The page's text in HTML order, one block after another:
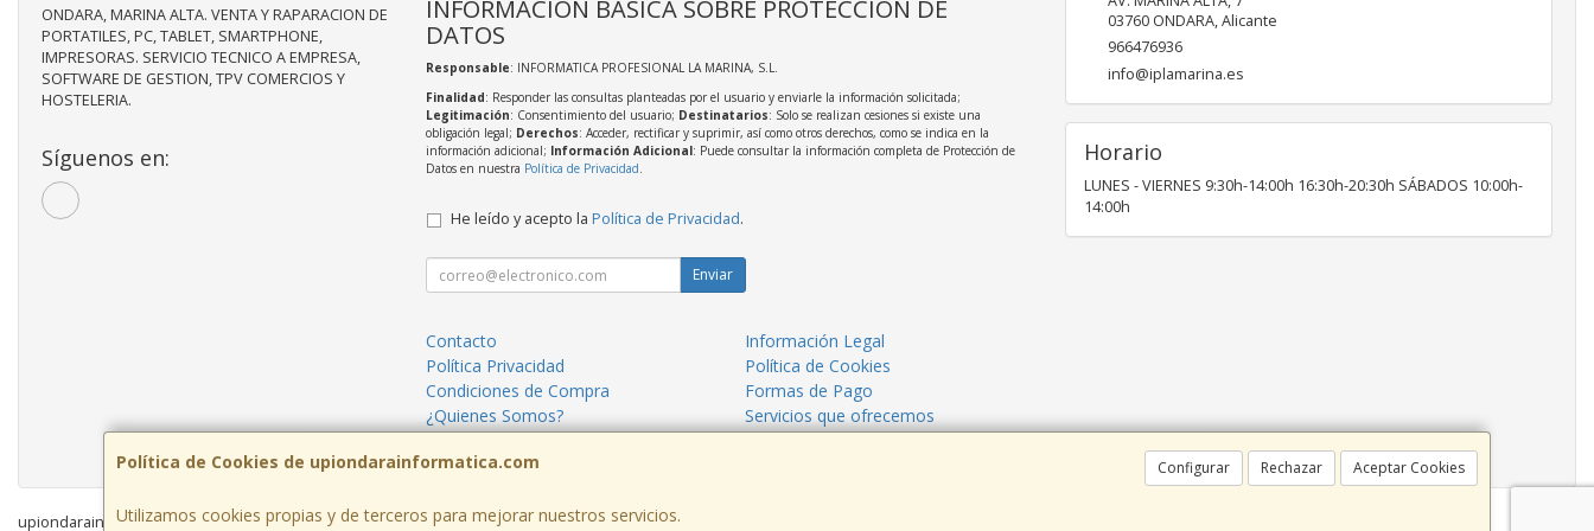
Política de Cookies de upiondarainformatica.com Configurar Rechazar Aceptar Cookies
Utilizamos cookies propias y de terceros para mejorar nuestros servicios.
ONDARA, MARINA ALTA. VENTA Y RAPARACION DE
PORTATILES, PC, TABLET, SMARTPHONE,
IMPRESORAS. SERVICIO TECNICO A EMPRESA,
SOFTWARE DE GESTION, TPV COMERCIOS Y
HOSTELERIA.
Síguenos en:
INFORMACIÓN BÁSICA SOBRE PROTECCIÓN DE
DATOS
Responsable: INFORMATICA PROFESIONAL LA MARINA, S.L.
Finalidad: Responder las consultas planteadas por el usuario y enviarle la información solicitada;
Legitimación: Consentimiento del usuario; Destinatarios: Solo se realizan cesiones si existe una
obligación legal; Derechos: Acceder, rectificar y suprimir, así como otros derechos, como se indica en la
información adicional; Información Adicional: Puede consultar la información completa de Protección de
Datos en nuestra Política de Privacidad.
He leído y acepto la Política de Privacidad.
Enviar
Contacto
Información Legal
Política Privacidad
Política de Cookies
Condiciones de Compra
Formas de Pago
¿Quienes Somos?
Servicios que ofrecemos
03760 ONDARA,Alicante
966476936
info@iplamarina.es
Horario
LUNES - VIERNES 9:30h-14:00h 16:30h-20:30h SÁBADOS 10:00h-
14:00h
upiondarainformatica.com © 2026